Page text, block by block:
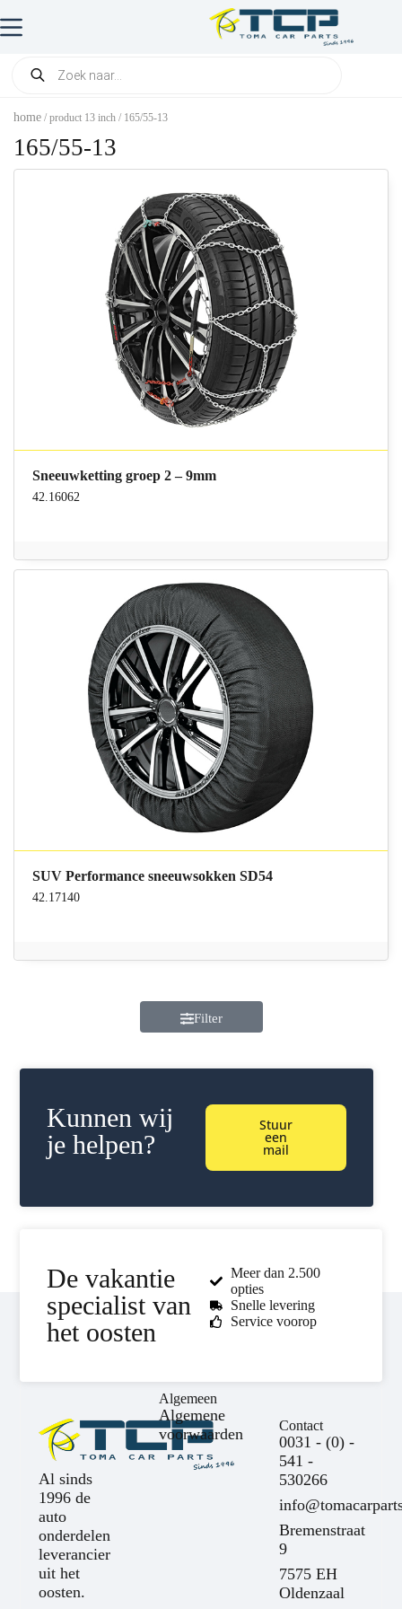
home / product 13 inch / 165/55-13
165/55-13
Sneeuwketting groep 2 – 9mm
42.16062
SUV Performance sneeuwsokken SD54
42.17140
Filter
Kunnen wij
je helpen?
Stuur
een
mail
De vakantie
specialist van
het oosten
Meer dan 2.500
opties
Snelle levering
Service voorop
Al sinds
1996 de
auto
onderdelen
leverancier
uit het
oosten.
Algemeen
Algemene
voorwaarden
Contact
0031 - (0) -
541 -
530266
Bremenstraat
9
7575 EH
Oldenzaal